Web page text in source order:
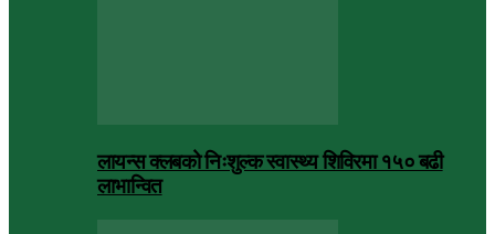
लायन्स क्लबको निःशुल्क स्वास्थ्य शिविरमा १५० बढी
लाभान्वित